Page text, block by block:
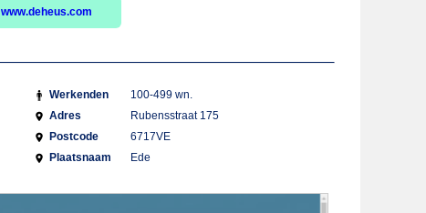
www.deheus.com
Werkenden
100-499 wn.
Adres
Rubensstraat 175
Postcode
6717VE
Plaatsnaam
Ede